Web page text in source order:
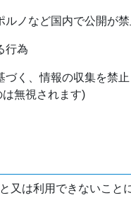
ノなど国内で公開が
行為
く、情報の収集を禁
無視されます)
又は利用できないこ